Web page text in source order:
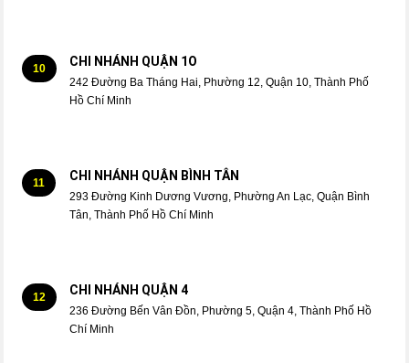
10 CHI NHÁNH QUẬN 1O
242 Đường Ba Tháng Hai, Phường 12, Quận 10, Thành Phố
Hồ Chí Minh
11 CHI NHÁNH QUẬN BÌNH TÂN
293 Đường Kinh Dương Vương, Phường An Lạc, Quận Bình
Tân, Thành Phố Hồ Chí Minh
12 CHI NHÁNH QUẬN 4
236 Đường Bến Vân Đồn, Phường 5, Quận 4, Thành Phố Hồ
Chí Minh